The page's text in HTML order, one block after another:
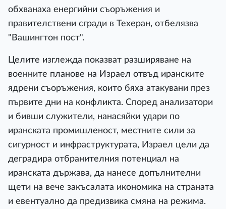
обхванаха енергийни съоръжения и
правителствени сгради в Техеран, отбелязва
"Вашингтон пост".
Целите изглежда показват разширяване на
военните планове на Израел отвъд иранските
ядрени съоръжения, които бяха атакувани през
първите дни на конфликта. Според анализатори
и бивши служители, нанасяйки удари по
иранската промишленост, местните сили за
сигурност и инфраструктурата, Израел цели да
деградира отбранителния потенциал на
иранската държава, да нанесе допълнителни
щети на вече закъсалата икономика на страната
и евентуално да предизвика смяна на режима.